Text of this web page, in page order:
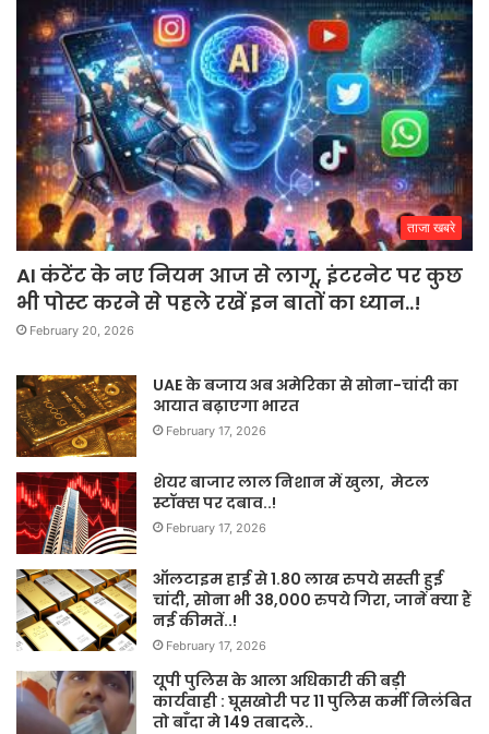
ताजा खबरे
AI कंटेंट के नए नियम आज से लागू, इंटरनेट पर कुछ
भी पोस्ट करने से पहले रखें इन बातों का ध्यान..!
February 20, 2026
UAE के बजाय अब अमेरिका से सोना-चांदी का
आयात बढ़ाएगा भारत
February 17, 2026
शेयर बाजार लाल निशान में खुला, मेटल
स्टॉक्स पर दबाव..!
February 17, 2026
ऑलटाइम हाई से 1.80 लाख रुपये सस्ती हुई
चांदी, सोना भी 38,000 रुपये गिरा, जानें क्या हैं
नई कीमतें..!
February 17, 2026
यूपी पुलिस के आला अधिकारी की बड़ी
कार्यवाही : घूसखोरी पर 11 पुलिस कर्मी निलंबित
तो बाँदा मे 149 तबादले..